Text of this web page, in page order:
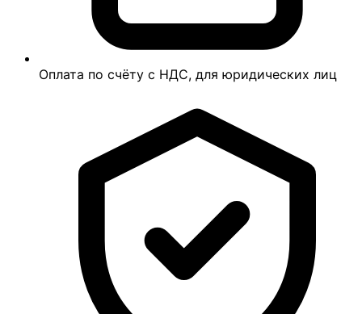
Оплата по счёту с НДС, для юридических лиц